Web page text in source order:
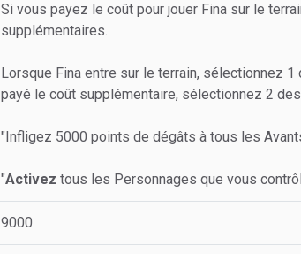
Si vous payez le coût pour jouer Fina sur le
supplémentaires.
Lorsque Fina entre sur le terrain, sélectionnez
payé le coût supplémentaire, sélectionnez 2
"Infligez 5000 points de dégâts à tous les
"Activez tous les Personnages que vous
9000